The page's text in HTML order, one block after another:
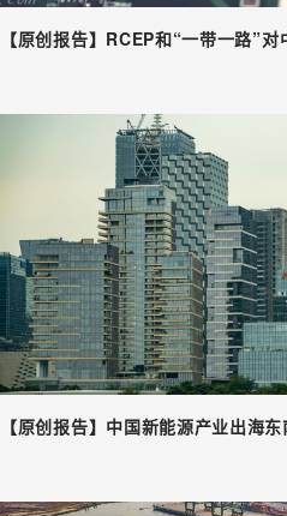
【原创报告】RCEP和“一带一路”
【原创报告】中国新能源产业出海